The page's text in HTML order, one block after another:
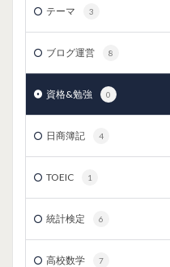
テーマ 3
ブログ運営 8
資格&勉強 0
日商簿記 4
TOEIC 1
統計検定 6
高校数学 7